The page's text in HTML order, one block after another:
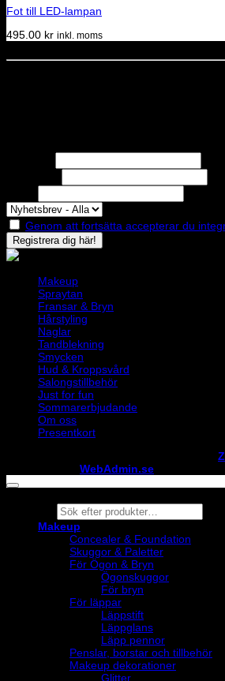
Fot till LED-lampan
495.00 kr inkl. moms
Genom att fortsätta accepterar du
Makeup
Spraytan
Fransar & Bryn
Hårstyling
Naglar
Tandblekning
Smycken
Hud & Kroppsvård
Salongstillbehör
Just for fun
Sommarerbjudande
Om oss
Presentkort
WebAdmin.se
Products
search
Makeup
Concealer & Foundation
Skuggor & Paletter
För Ögon & Bryn
Ögonskuggor
För bryn
För läppar
Läppstift
Läppglans
Läpp pennor
Penslar, borstar och tillbehör
Makeup dekorationer
Glitter